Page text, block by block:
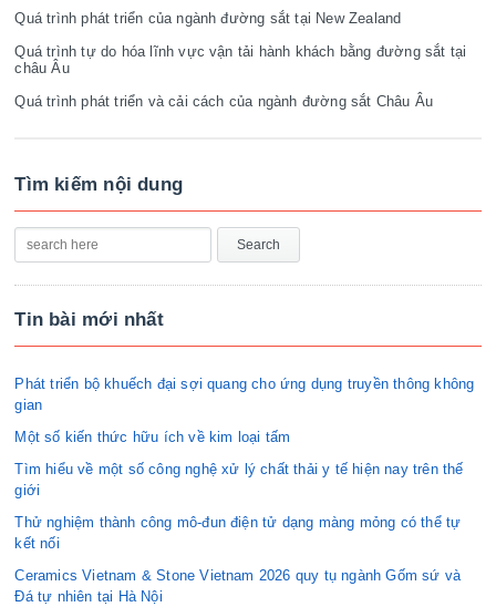
Quá trình phát triển của ngành đường sắt tại New Zealand
Quá trình tự do hóa lĩnh vực vận tải hành khách bằng đường sắt tại
châu Âu
Quá trình phát triển và cải cách của ngành đường sắt Châu Âu
Tìm kiếm nội dung
Tin bài mới nhất
Phát triển bộ khuếch đại sợi quang cho ứng dụng truyền thông không
gian
Một số kiến thức hữu ích về kim loại tấm
Tìm hiểu về một số công nghệ xử lý chất thải y tế hiện nay trên thế
giới
Thử nghiệm thành công mô-đun điện tử dạng màng mỏng có thể tự
kết nối
Ceramics Vietnam & Stone Vietnam 2026 quy tụ ngành Gốm sứ và
Đá tự nhiên tại Hà Nội